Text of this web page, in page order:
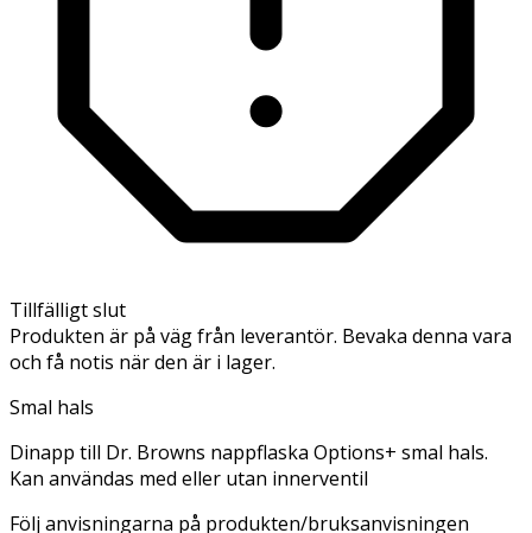
Tillfälligt slut
Produkten är på väg från leverantör. Bevaka denna vara
och få notis när den är i lager.
Smal hals
Dinapp till Dr. Browns nappflaska Options+ smal hals.
Kan användas med eller utan innerventil
Följ anvisningarna på produkten/bruksanvisningen